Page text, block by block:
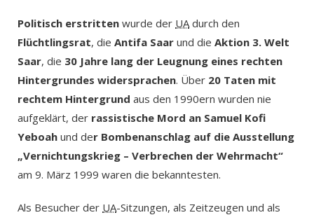
Politisch erstritten wurde der UAdurch den
Flüchtlingsrat, die Antifa Saar und die Aktion 3. Welt
Saar, die 30 Jahre lang der Leugnung eines rechten
Hintergrundes widersprachen. Über 20 Taten mit
rechtem Hintergrund aus den 1990ern wurden nie
aufgeklärt, der rassistische Mord an Samuel Kofi
Yeboah und der Bombenanschlag auf die Ausstellung
„Vernichtungskrieg – Verbrechen der Wehrmacht“
am 9. März 1999 waren die bekanntesten.
Als Besucher der UA-Sitzungen, als Zeitzeugen und als